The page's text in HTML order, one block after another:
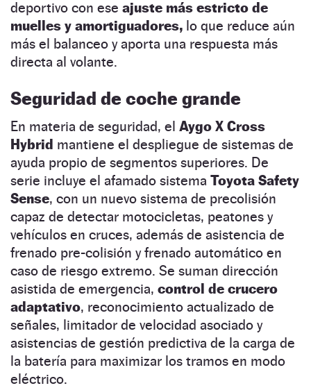
deportivo con ese ajuste más estricto de
muelles y amortiguadores, lo que reduce aún
más el balanceo y aporta una respuesta más
directa al volante.
Seguridad de coche grande
En materia de seguridad, el Aygo X Cross
Hybrid mantiene el despliegue de sistemas de
ayuda propio de segmentos superiores. De
serie incluye el afamado sistema Toyota Safety
Sense, con un nuevo sistema de precolisión
capaz de detectar motocicletas, peatones y
vehículos en cruces, además de asistencia de
frenado pre-colisión y frenado automático en
caso de riesgo extremo. Se suman dirección
asistida de emergencia, control de crucero
adaptativo, reconocimiento actualizado de
señales, limitador de velocidad asociado y
asistencias de gestión predictiva de la carga de
la batería para maximizar los tramos en modo
eléctrico.